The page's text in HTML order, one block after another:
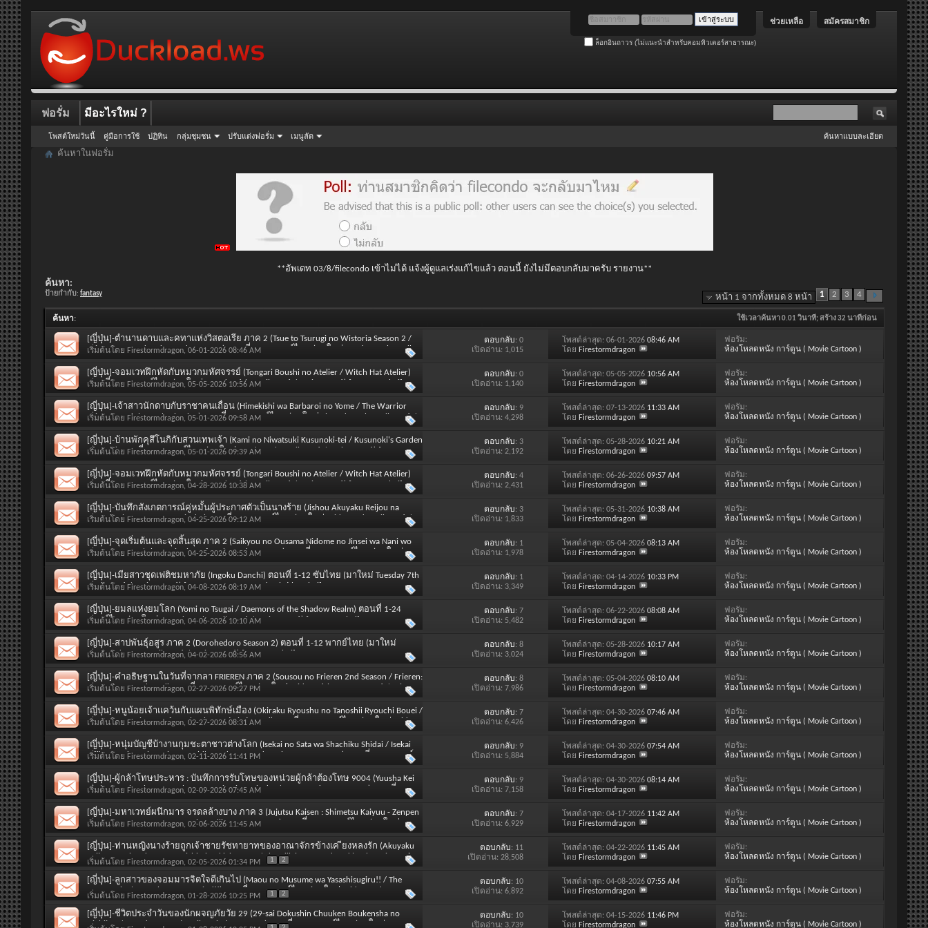
สมัครสมาชิก
ช่วยเหลือ
ล็อกอินถาวร (ไม่แนะนำสำหรับคอมพิวเตอร์สาธารณะ)
ฟอรั่ม
โพสต์ใหม่วันนี้ คู่มือการใช้ ปฏิทิน กลุ่มชุมชน ปรับแต่งฟอรั่ม เมนูลัด
มีอะไรใหม่ ?
ค้นหาแบบละเอียด
ค้นหาในฟอรั่ม
**อัพเดท 03/8/filecondo เข้าไม่ได้ แจ้งผู้ดูแลเร่งแก้ไขแล้ว ตอนนี้ ยังไม่มีตอบกลับมาครับ รายงาน**
ค้นหา:
ป้ายกำกับ: fantasy หน้า 1 จากทั้งหมด 8 หน้า 1 2 3 4
ค้นหา: ใช้เวลาค้นหา0.01 วินาที; สร้าง 32 นาทีก่อน
[ญี่ปุ่น]-ตำนานดาบและคทาแห่งวิสตอเรีย ภาค 2 (Tsue to Tsurugi no Wistoria Season 2 /
Wistoria : Wand and Sword Season 2) ตอนที่ 1-12 พากย์ไทย (มาใหม่ Sunday 12th April
เริ่มต้นโดย Firestormdragon, 06-01-2026 08:46 AM
ตอบกลับ: 0
เปิดอ่าน: 1,015
โพสต์ล่าสุด: 06-01-202608:46 AM
โดยFirestormdragon
ฟอรั่ม:
ห้องโหลดหนัง การ์ตูน ( Movie Cartoon )
[ญี่ปุ่น]-จอมเวทฝึกหัดกับหมวกมหัศจรรย์ (Tongari Boushi no Atelier / Witch Hat Atelier)
ตอนที่ 1-13 พากย์ไทย (มาใหม่ Monday 6th April 2026 / Spring 2026) [SOUND : Thai]
เริ่มต้นโดย Firestormdragon, 05-05-2026 10:56 AM
ตอบกลับ: 0
เปิดอ่าน: 1,140
โพสต์ล่าสุด: 05-05-2026 10:56 AM
โดยFirestormdragon
ฟอรั่ม:
ห้องโหลดหนัง การ์ตูน ( Movie Cartoon )
[ญี่ปุ่น]-เจ้าสาวนักดาบกับราชาคนเถื่อน (Himekishi wa Barbaroi no Yome / The Warrior
Princess and the Barbaric King) ตอนที่ 1-12 พากย์ไทย (มาใหม่ Thursday 9th April 2026 /
เริ่มต้นโดย Firestormdragon, 05-01-2026 09:58 AM
ตอบกลับ: 9
เปิดอ่าน: 4,298
โพสต์ล่าสุด: 07-13-2026 11:33 AM
โดยFirestormdragon
ฟอรั่ม:
ห้องโหลดหนัง การ์ตูน ( Movie Cartoon )
[ญี่ปุ่น]-บ้านพักคุสึโนกิกับสวนเทพเจ้า (Kami no Niwatsuki Kusunoki-tei / Kusunoki's Garden
of Gods) ตอนที่ 1-12 พากย์ไทย (มาใหม่ Sunday 5th April 2026 / Spring 2026) [SOUND :
เริ่มต้นโดย Firestormdragon, 05-01-2026 09:39 AM
ตอบกลับ: 3
เปิดอ่าน: 2,192
โพสต์ล่าสุด: 05-28-2026 10:21 AM
โดยFirestormdragon
ฟอรั่ม:
ห้องโหลดหนัง การ์ตูน ( Movie Cartoon )
[ญี่ปุ่น]-จอมเวทฝึกหัดกับหมวกมหัศจรรย์ (Tongari Boushi no Atelier / Witch Hat Atelier)
ตอนที่ 1-13 พากย์ไทย (มาใหม่ Monday 6th April 2026 / Spring 2026) [SOUND : Thai]
เริ่มต้นโดย Firestormdragon, 04-28-2026 10:38 AM
ตอบกลับ: 4
เปิดอ่าน: 2,431
โพสต์ล่าสุด: 06-26-202609:57 AM
โดยFirestormdragon
ฟอรั่ม:
ห้องโหลดหนัง การ์ตูน ( Movie Cartoon )
[ญี่ปุ่น]-บันทึกสังเกตการณ์คู่หมั้นผู้ประกาศตัวเป็นนางร้าย (Jishou Akuyaku Reijou na
Konyakusha no Kansatsu Kiroku) ตอนที่ 1-12 พากย์ไทย (มาใหม่ Friday 3rd April 2026 /
เริ่มต้นโดย Firestormdragon, 04-25-2026 09:12 AM
ตอบกลับ: 3
เปิดอ่าน: 1,833
โพสต์ล่าสุด: 05-31-2026 10:38 AM
โดยFirestormdragon
ฟอรั่ม:
ห้องโหลดหนัง การ์ตูน ( Movie Cartoon )
[ญี่ปุ่น]-จุดเริ่มต้นและจุดสิ้นสุด ภาค 2 (Saikyou no Ousama Nidome no Jinsei wa Nani wo
Suru Season 2 / The Beginning After the End Season 2) ตอนที่ 1-12 พากย์ไทย (มาใหม่
เริ่มต้นโดย Firestormdragon, 04-25-2026 08:53 AM
ตอบกลับ: 1
เปิดอ่าน: 1,978
โพสต์ล่าสุด: 05-04-202608:13 AM
โดยFirestormdragon
ฟอรั่ม:
ห้องโหลดหนัง การ์ตูน ( Movie Cartoon )
[ญี่ปุ่น]-เมียสาวชุดเฟติชมหาภัย (Ingoku Danchi) ตอนที่ 1-12 ซับไทย (มาใหม่ Tuesday 7th
April 2026 / Spring 2026) [SOUND : Japanese and Subtitle : Thai]
เริ่มต้นโดย Firestormdragon, 04-08-2026 08:19 AM
ตอบกลับ: 1
เปิดอ่าน: 3,349
โพสต์ล่าสุด: 04-14-2026 10:33 PM
โดยFirestormdragon
ฟอรั่ม:
ห้องโหลดหนัง การ์ตูน ( Movie Cartoon )
[ญี่ปุ่น]-ยมลแห่งยมโลก (Yomi no Tsugai / Daemons of the Shadow Realm) ตอนที่ 1-24
พากย์ไทย (มาใหม่ Saturday 4th April 2026 / Spring 2026) [SOUND : Thai]
เริ่มต้นโดย Firestormdragon, 04-06-2026 10:10 AM
ตอบกลับ: 7
เปิดอ่าน: 5,482
โพสต์ล่าสุด: 06-22-202608:08 AM
โดยFirestormdragon
ฟอรั่ม:
ห้องโหลดหนัง การ์ตูน ( Movie Cartoon )
[ญี่ปุ่น]-สาปพันธุ์อสูร ภาค 2 (Dorohedoro Season 2) ตอนที่ 1-12 พากย์ไทย (มาใหม่
Wednesday 1st April 2026 / Spring 2026) [SOUND : Thai]
เริ่มต้นโดย Firestormdragon, 04-02-2026 08:56 AM
ตอบกลับ: 8
เปิดอ่าน: 3,024
โพสต์ล่าสุด: 05-28-2026 10:17 AM
โดยFirestormdragon
ฟอรั่ม:
ห้องโหลดหนัง การ์ตูน ( Movie Cartoon )
[ญี่ปุ่น]-คำอธิษฐานในวันที่จากลา FRIEREN ภาค 2 (Sousou no Frieren 2nd Season / Frieren:
Beyond Journey's End) ตอนที่ 1-10 พากย์ไทย (มาใหม่ Friday 16th January 2026 / Winter
เริ่มต้นโดย Firestormdragon, 02-27-2026 09:27 PM
ตอบกลับ: 8
เปิดอ่าน: 7,986
โพสต์ล่าสุด: 05-04-202608:10 AM
โดยFirestormdragon
ฟอรั่ม:
ห้องโหลดหนัง การ์ตูน ( Movie Cartoon )
[ญี่ปุ่น]-หนูน้อยเจ้าแคว้นกับแผนพิทักษ์เมือง (Okiraku Ryoushu no Tanoshii Ryouchi Bouei /
Easygoing Territory Defense by the Optimistic Lord) ตอนที่ 1-12 พากย์ไทย (มาใหม่ Friday
เริ่มต้นโดย Firestormdragon, 02-27-2026 08:31 AM
ตอบกลับ: 7
เปิดอ่าน: 6,426
โพสต์ล่าสุด: 04-30-202607:46 AM
โดยFirestormdragon
ฟอรั่ม:
ห้องโหลดหนัง การ์ตูน ( Movie Cartoon )
[ญี่ปุ่น]-หนุ่มบัญชีบ้างานกุมชะตาชาวต่างโลก (Isekai no Sata wa Shachiku Shidai / Isekai
Office Worker: The Other World's Books Depend on the Bean Counter) ตอนที่ 1-12 พากย์
เริ่มต้นโดย Firestormdragon, 02-11-2026 11:41 PM
ตอบกลับ: 9
เปิดอ่าน: 5,884
โพสต์ล่าสุด: 04-30-202607:54 AM
โดยFirestormdragon
ฟอรั่ม:
ห้องโหลดหนัง การ์ตูน ( Movie Cartoon )
[ญี่ปุ่น]-ผู้กล้าโทษประหาร : บันทึกการรับโทษของหน่วยผู้กล้าต้องโทษ 9004 (Yuusha Kei
ni Shosu : Choubatsu Yuusha 9004-tai Keimu Kiroku / Sentenced to Be a Hero) ตอนที่ 1-12
เริ่มต้นโดย Firestormdragon, 02-09-2026 07:45 AM
ตอบกลับ: 9
เปิดอ่าน: 7,158
โพสต์ล่าสุด: 04-30-202608:14 AM
โดยFirestormdragon
ฟอรั่ม:
ห้องโหลดหนัง การ์ตูน ( Movie Cartoon )
[ญี่ปุ่น]-มหาเวทย์ผนึกมาร จรดลล้างบาง ภาค 3 (Jujutsu Kaisen : Shimetsu Kaiyuu - Zenpen
/ JUJUTSU KAISEN Season 3 : The Culling Game Part 1) ตอนที่ 1-12 พากย์ไทย (มาใหม่
เริ่มต้นโดย Firestormdragon, 02-06-2026 11:45 AM
ตอบกลับ: 7
เปิดอ่าน: 6,929
โพสต์ล่าสุด: 04-17-2026 11:42 AM
โดยFirestormdragon
ฟอรั่ม:
ห้องโหลดหนัง การ์ตูน ( Movie Cartoon )
[ญี่ปุ่น]-ท่านหญิงนางร้ายถูกเจ้าชายรัชทายาทของอาณาจักรข้างเค ียงหลงรัก (Akuyaku
Reijou wa Ringoku no Outaishi ni Dekiai sareru / The Villainess Is Adored by the Prince of
the Neighbor Kingdom) ตอนที่ 1-12 พากย์ไทย (Sunday 11th Jan 2026 / Winter 2026)
เริ่มต้นโดย Firestormdragon, 02-05-2026 01:34 PM 1 2
ตอบกลับ: 11
เปิดอ่าน: 28,508
โพสต์ล่าสุด: 04-22-2026 11:45 AM
โดยFirestormdragon
ฟอรั่ม:
ห้องโหลดหนัง การ์ตูน ( Movie Cartoon )
[ญี่ปุ่น]-ลูกสาวของจอมมารจิตใจดีเกินไป (Maou no Musume wa Yasashisugiru!! / The
Demon King's Daughter Is Too Kind!!) ตอนที่ 1-12 พากย์ไทย (มาใหม่ Friday 2nd January
2026 / Winter 2026) [SOUND : Thai]
เริ่มต้นโดย Firestormdragon, 01-28-2026 10:25 PM 1 2
ตอบกลับ: 10
เปิดอ่าน: 6,892
โพสต์ล่าสุด: 04-08-202607:55 AM
โดยFirestormdragon
ฟอรั่ม:
ห้องโหลดหนัง การ์ตูน ( Movie Cartoon )
[ญี่ปุ่น]-ชีวิตประจำวันของนักผจญภัยวัย 29 (29-sai Dokushin Chuuken Boukensha no
Nichijou / An Adventurer’s Daily Grind at Age 29) ตอนที่ 1-12 พากย์ไทย (มาใหม่
ตอบกลับ: 10
เปิดอ่าน: 3,739
โพสต์ล่าสุด: 04-15-2026 11:46 PM
โดยFirestormdragon
ฟอรั่ม:
ห้องโหลดหนัง การ์ตูน ( Movie Cartoon )